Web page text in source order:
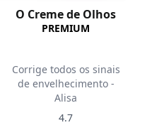
O Creme de Olhos
PREMIUM
Corrige todos os sinais
de envelhecimento -
Alisa
4.7